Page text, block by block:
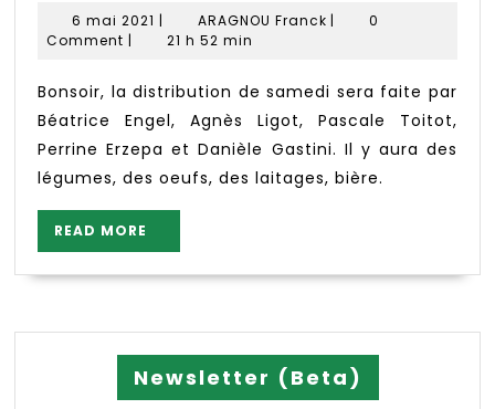
6 mai 2021 6
mai
| ARAGNOU FranckARAGNOU
|
0
Comment | 21 h 52 min
Bonsoir, la distribution de samedi sera faite par
Béatrice Engel, Agnès Ligot, Pascale Toitot,
Perrine Erzepa et Danièle Gastini. Il y aura des
légumes, des oeufs, des laitages, bière.
READ MORE
MORE
Newsletter (Beta)